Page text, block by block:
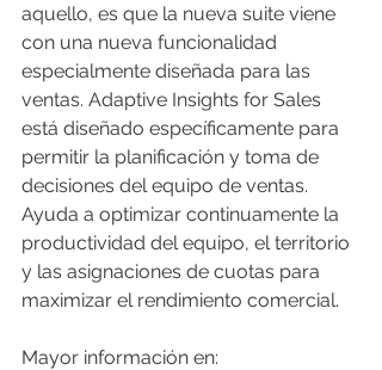
aquello, es que la nueva suite viene
con una nueva funcionalidad
especialmente diseñada para las
ventas. Adaptive Insights for Sales
está diseñado específicamente para
permitir la planificación y toma de
decisiones del equipo de ventas.
Ayuda a optimizar continuamente la
productividad del equipo, el territorio
y las asignaciones de cuotas para
maximizar el rendimiento comercial.
Mayor información en: